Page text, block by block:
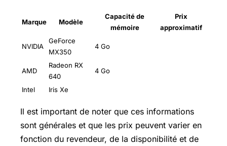
Marque Modèle
Capacité de
mémoire
Prix
approximatif
NVIDIA
GeForce
MX350
4 Go
AMD
Radeon RX
640
4 Go
Intel Iris Xe
Il est important de noter que ces informations
sont générales et que les prix peuvent varier en
fonction du revendeur, de la disponibilité et de